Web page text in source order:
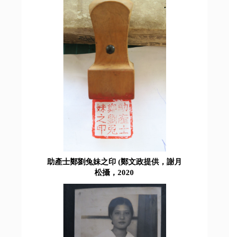
助產士鄭劉兔妹之印 (鄭文政提供，謝月
松攝，2020